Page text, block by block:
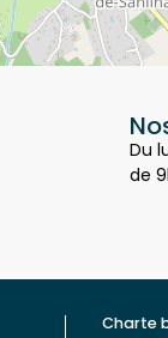
Du
de